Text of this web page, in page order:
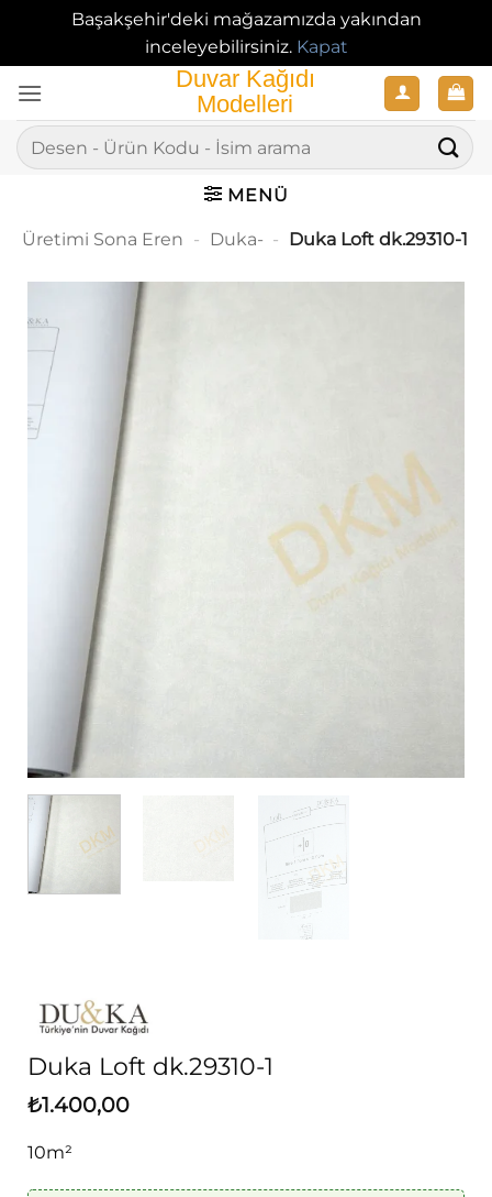
Başakşehir'deki mağazamızda yakından
inceleyebilirsiniz. Kapat
atla
Ara:
MENÜ
Üretimi Sona Eren - Duka- - Duka Loft dk.29310-1
Duka Loft dk.29310-1
₺1.400,00
10m²